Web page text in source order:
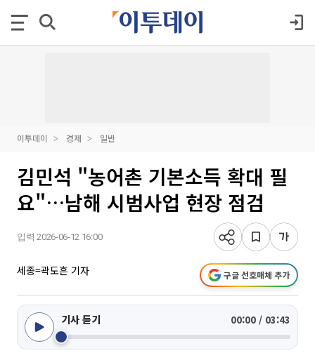
이투데이 경제 일반
김민석 "농어촌 기본소득 확대 필
요"…남해 시범사업 현장 점검
입력 2026-06-12 16:00
세종=곽도흔 기자 구글 선호매체 추가
기사 듣기 00:00 / 03:43